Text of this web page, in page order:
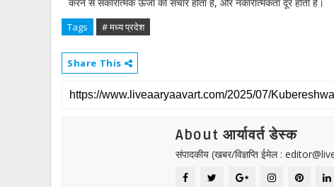
Tags # मध्य प्रदेश
Share This
About आर्यावर्त डेस्क
संपादकीय (खबर/विज्ञप्ति ईमेल :